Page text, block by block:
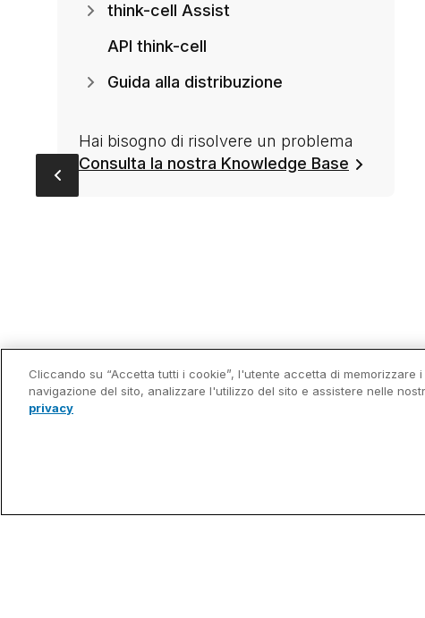
think-cell Assist
API think-cell
Guida alla distribuzione
Hai bisogno di risolvere un problema
Consulta la nostra Knowledge Base
Cliccando su “Accetta tutti i cookie”, l'utente accetta di memorizzare
navigazione del sito, analizzare l'utilizzo del sito e assistere nelle
privacy